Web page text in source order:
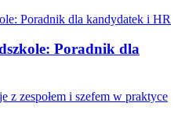
Poradnik dla